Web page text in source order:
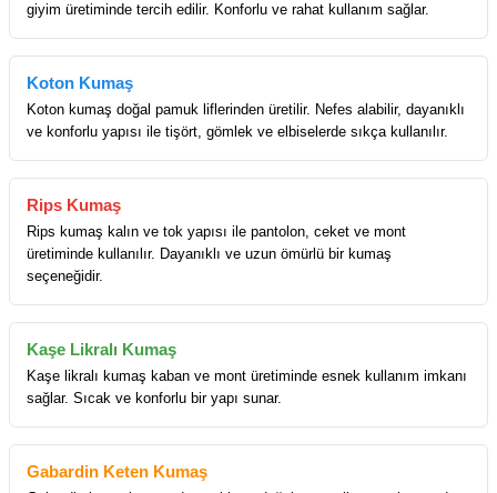
giyim üretiminde tercih edilir. Konforlu ve rahat kullanım sağlar.
Koton Kumaş
Koton kumaş doğal pamuk liflerinden üretilir. Nefes alabilir, dayanıklı
ve konforlu yapısı ile tişört, gömlek ve elbiselerde sıkça kullanılır.
Rips Kumaş
Rips kumaş kalın ve tok yapısı ile pantolon, ceket ve mont
üretiminde kullanılır. Dayanıklı ve uzun ömürlü bir kumaş
seçeneğidir.
Kaşe Likralı Kumaş
Kaşe likralı kumaş kaban ve mont üretiminde esnek kullanım imkanı
sağlar. Sıcak ve konforlu bir yapı sunar.
Gabardin Keten Kumaş